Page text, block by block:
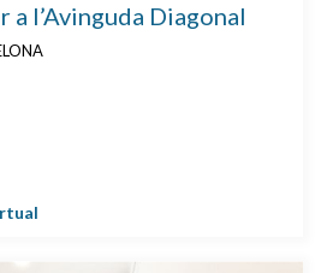
l’Avinguda Diagonal